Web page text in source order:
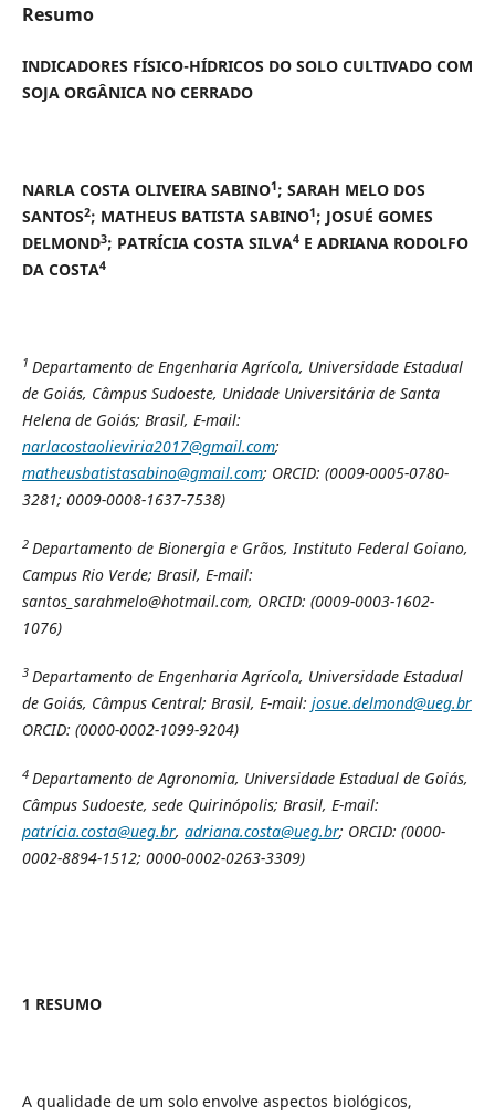
Resumo
INDICADORES FÍSICO-HÍDRICOS DO SOLO CULTIVADO COM
SOJA ORGÂNICA NO CERRADO
NARLA COSTA OLIVEIRA SABINO1; SARAH MELO DOS
SANTOS2; MATHEUS BATISTA SABINO1; JOSUÉ GOMES
DELMOND3; PATRÍCIA COSTA SILVA4E ADRIANA RODOLFO
DA COSTA4
1 Departamento de Engenharia Agrícola, Universidade Estadual
de Goiás, Câmpus Sudoeste, Unidade Universitária de Santa
Helena de Goiás; Brasil, E-mail:
narlacostaolieviria2017@gmail.com;
matheusbatistasabino@gmail.com; ORCID: (0009-0005-0780-
3281; 0009-0008-1637-7538)
2 Departamento de Bionergia e Grãos, Instituto Federal Goiano,
Campus Rio Verde; Brasil, E-mail:
santos_sarahmelo@hotmail.com, ORCID: (0009-0003-1602-
1076)
3 Departamento de Engenharia Agrícola, Universidade Estadual
de Goiás, Câmpus Central; Brasil, E-mail: josue.delmond@ueg.br
ORCID: (0000-0002-1099-9204)
4 Departamento de Agronomia, Universidade Estadual de Goiás,
Câmpus Sudoeste, sede Quirinópolis; Brasil, E-mail:
patrícia.costa@ueg.br, adriana.costa@ueg.br; ORCID: (0000-
0002-8894-1512; 0000-0002-0263-3309)
1 RESUMO
A qualidade de um solo envolve aspectos biológicos,